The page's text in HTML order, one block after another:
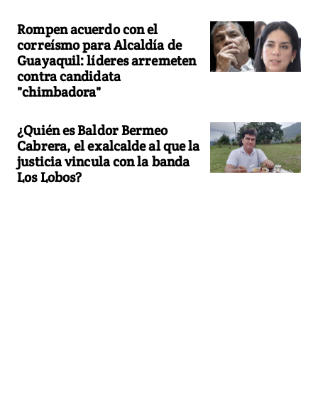
Rompen acuerdo con el
correísmo para Alcaldía de
Guayaquil: líderes arremeten
contra candidata
"chimbadora"
¿Quién es Baldor Bermeo
Cabrera, el exalcalde al que la
justicia vincula con la banda
Los Lobos?